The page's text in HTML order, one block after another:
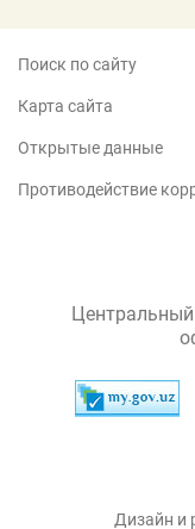
Поиск по сайту
Карта сайта
Открытые данные
Противодействие
Дизайн и